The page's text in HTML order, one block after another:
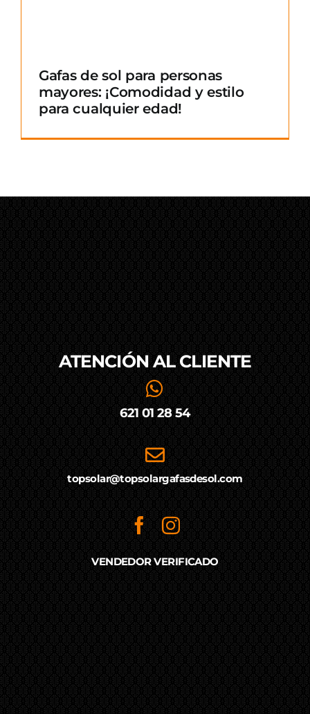
Gafas de sol para personas
mayores: ¡Comodidad y estilo
para cualquier edad!
ATENCIÓN AL CLIENTE
621 01 28 54
topsolar@topsolargafasdesol.com
VENDEDOR VERIFICADO